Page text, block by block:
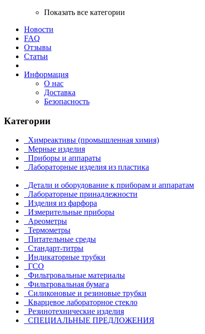
Показать все категории
Новости
FAQ
Отзывы
Статьи
Информация
О нас
Доставка
Безопасность
Категории
Химреактивы (промышленная химия)
Мерные изделия
Приборы и аппараты
Лабораторные изделия из пластика
Детали и оборудование к приборам и аппаратам
Лабораторные принадлежности
Изделия из фарфора
Измерительные приборы
Ареометры
Термометры
Питательные среды
Стандарт-титры
Индикаторные трубки
ГСО
Фильтровальные материалы
Фильтровальная бумага
Силиконовые и резиновые трубки
Кварцевое лабораторное стекло
Резинотехнические изделия
СПЕЦИАЛЬНЫЕ ПРЕДЛОЖЕНИЯ